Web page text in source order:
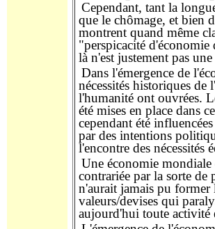
Cependant, tant la
que le chômage, et bien
montrent quand même
"perspicacité
làn'est justement pas
Dans l'émergence de
nécessités historiques de
l'humanité ont ouvrées.
été mises en place dans
cependant été
par des intentions
l'encontre des nécessités
Une économie mondiale
contrariée par la sorte de
n'aurait jamais pu former
valeurs/devises qui
aujourd'hui toute activité